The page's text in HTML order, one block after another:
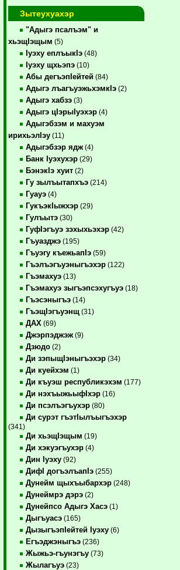
Зытеухуахэр
"Адыгэ псалъэм" и
хьэщIэщым (5)
Iуэху еплъыкIэ (48)
Iуэху щхьэпэ (10)
Абы дегъэпIейтей (84)
Адыгэ лъагъуэжьхэмкIэ (2)
Адыгэ хабзэ (3)
Адыгэ цIэрыIуэхэр (4)
Адыгэбзэм и махуэм
ирихьэлIэу (11)
Адыгэбзэр ядж (4)
Банк Iуэхухэр (29)
БэнэкIэ хуит (2)
Гу зылъытапхъэ (214)
Гуауэ (4)
ГукъэкIыжхэр (29)
Гулъытэ (30)
ГуфIэгъуэ зэхыхьэхэр (42)
Гъуазджэ (195)
Гъуэгу къежьапIэ (59)
Гъэлъэгъуэныгъэхэр (122)
Гъэмахуэ (13)
Гъэмахуэ зыгъэпсэхугъуэ (18)
Гъэсэныгъэ (14)
ГъэщIэгъуэнщ (31)
ДАХ (69)
Джэрпэджэж (9)
Дзюдо (2)
Ди зэпыщIэныгъэхэр (34)
Ди куейхэм (1)
Ди къуэш республикэхэм (177)
Ди нэхъыжьыфIхэр (16)
Ди псэлъэгъухэр (80)
Ди сурэт гъэтIылъыгъэхэр
(341)
Ди хьэщIэщым (19)
Ди хэкуэгъухэр (4)
Дин Iуэху (92)
ДифI догъэлъапIэ (255)
Дунейм щыхъыбархэр (248)
Дунеймрэ дэрэ (2)
Дунейпсо Адыгэ Хасэ (1)
Дыгъуасэ (165)
ДызыгъэпIейтей Iуэху (6)
Егъэджэныгъэ (236)
Жыжьэ-гъунэгъу (73)
Жылагъуэ (23)